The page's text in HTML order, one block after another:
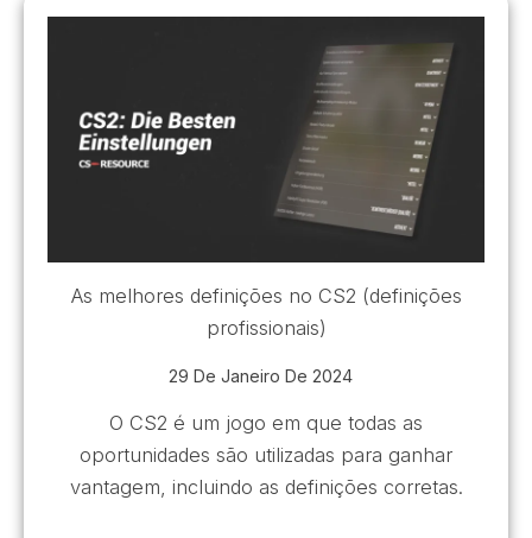
As melhores definições no CS2 (definições
profissionais)
29 De Janeiro De 2024
O CS2 é um jogo em que todas as
oportunidades são utilizadas para ganhar
vantagem, incluindo as definições corretas.